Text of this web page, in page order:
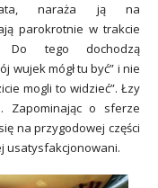
naraża ją na
parokrotnie w trakcie
Do tego dochodzą
wujek mógł tu być” i nie
mogli to widzieć”. Łzy
Zapominając o sferze
na przygodowej części
usatysfakcjonowani.